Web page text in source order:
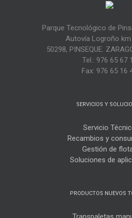
Parque Tecnológico de
Autovía Logroño km
50298, PINSEQUE.
Tel.: 976 65 67
Fax: 976 65 16
SERVICIOS Y
Servicio
Recambios y
Gestión de
Soluciones de
PRODUCTOS NUEVOS